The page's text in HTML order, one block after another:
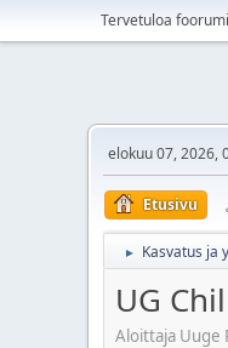
Tervetuloa
elokuu 07, 2026,
Etusivu
► Kasvatus ja
UG
Aloittaja Uuge